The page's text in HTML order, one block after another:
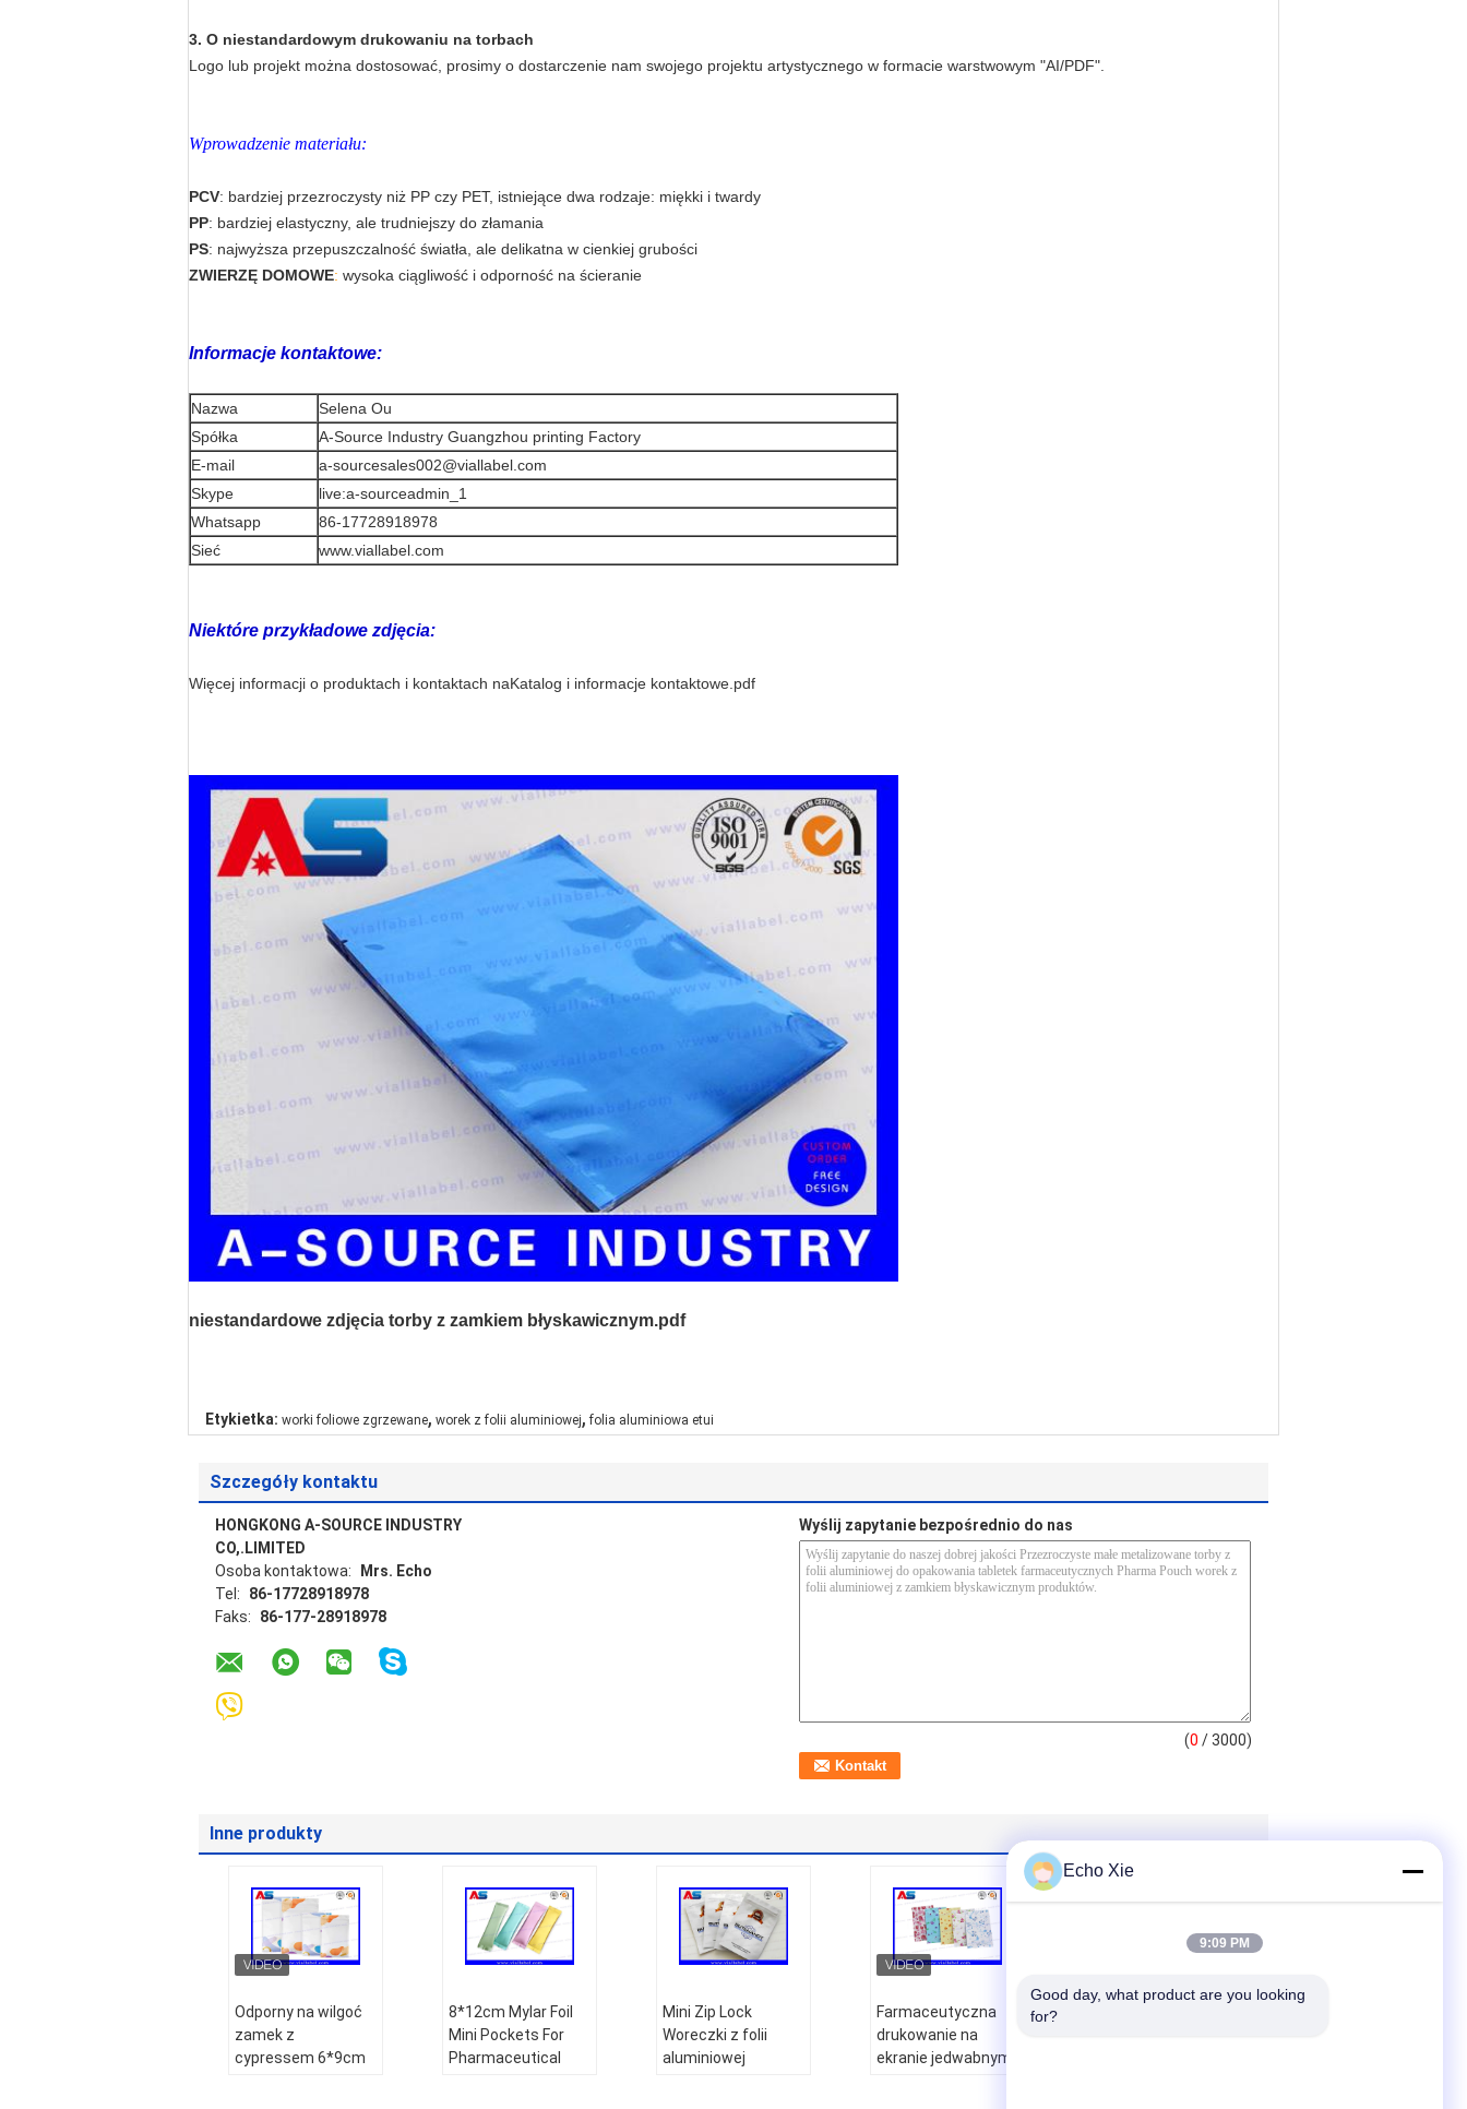
3. O niestandardowym drukowaniu na torbach
Logo lub projekt można dostosować, prosimy o dostarczenie nam swojego projektu artystycznego w formacie warstwowym "AI/PDF".
Wprowadzenie materiału:
PCV: bardziej przezroczysty niż PP czy PET, istniejące dwa rodzaje: miękki i twardy
PP: bardziej elastyczny, ale trudniejszy do złamania
PS: najwyższa przepuszczalność światła, ale delikatna w cienkiej grubości
ZWIERZĘ DOMOWE: wysoka ciągliwość i odporność na ścieranie
Informacje kontaktowe:
Nazwa
Selena Ou
Spółka
A-Source Industry Guangzhou printing Factory
E-mail
a-sourcesales002@viallabel.com
Skype
live:a-sourceadmin_1
Whatsapp
86-17728918978
Sieć
www.viallabel.com
Niektóre przykładowe zdjęcia:
Więcej informacji o produktach i kontaktach naKatalog i informacje kontaktowe.pdf
niestandardowe zdjęcia torby z zamkiem błyskawicznym.pdf
Etykietka: worki foliowe zgrzewane, worek z folii aluminiowej, folia aluminiowa etui
Szczegóły kontaktu
HONGKONG A-SOURCE INDUSTRY
CO,.LIMITED
Osoba kontaktowa:
Mrs. Echo
Tel:
86-17728918978
Faks:
86-177-28918978
Wyślij zapytanie bezpośrednio do nas
(0 / 3000)
Inne produkty
Odporny na wilgoć
zamek z
cypressem 6*9cm
8*12cm Mylar Foil
Mini Pockets For
Pharmaceutical
Mini Zip Lock
Woreczki z folii
aluminiowej
Farmaceutyczna
drukowanie na
ekranie jedwabnym
Echo Xie
9:09 PM
Good day, what product are you looking
for?